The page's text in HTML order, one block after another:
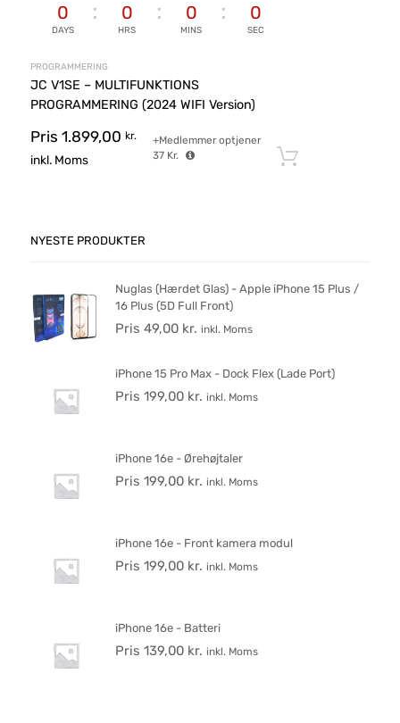
0
DAYS
0
HRS
0
MINS
0
SEC
PROGRAMMERING
JC V1SE – MULTIFUNKTIONS
PROGRAMMERING (2024 WIFI Version)
Pris 1.899,00 kr.
inkl. Moms
+Medlemmer optjener
37 Kr.
NYESTE PRODUKTER
Nuglas (Hærdet Glas) - Apple iPhone 15 Plus /
16 Plus (5D Full Front)
Pris 49,00 kr. inkl. Moms
iPhone 15 Pro Max - Dock Flex (Lade Port)
Pris 199,00 kr. inkl. Moms
iPhone 16e - Ørehøjtaler
Pris 199,00 kr. inkl. Moms
iPhone 16e - Front kamera modul
Pris 199,00 kr. inkl. Moms
iPhone 16e - Batteri
Pris 139,00 kr. inkl. Moms